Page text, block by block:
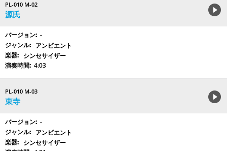
PL-010 M-02
源氏
-
アンビエント
シンセサイザー
4:03
PL-010 M-03
東寺
-
アンビエント
シンセサイザー